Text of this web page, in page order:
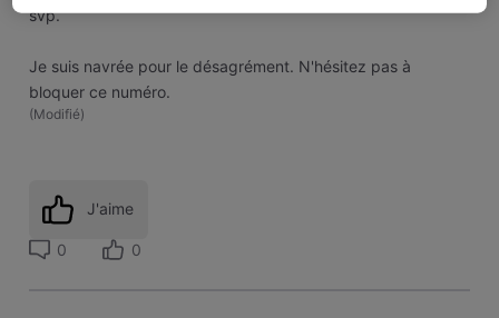
svp.
Je suis navrée pour le désagrément. N'hésitez pas à
bloquer ce numéro.
(Modifié)
J'aime
0 0